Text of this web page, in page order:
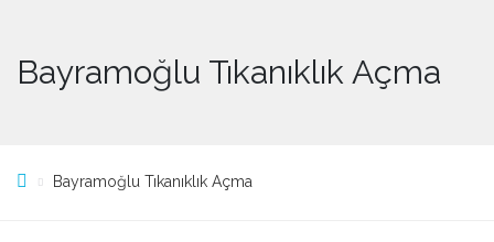
Bayramoğlu Tıkanıklık Açma
Bayramoğlu Tıkanıklık Açma